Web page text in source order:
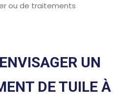
ou de traitements
UN
DE TUILE À